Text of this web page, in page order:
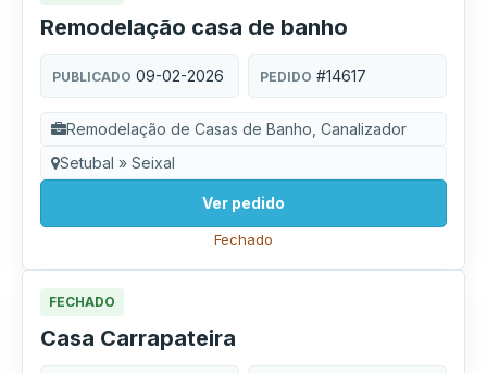
Remodelação casa de banho
PUBLICADO 09-02-2026 PEDIDO #14617
Remodelação de Casas de Banho, Canalizador
Setubal » Seixal
Ver pedido
Fechado
FECHADO
Casa Carrapateira